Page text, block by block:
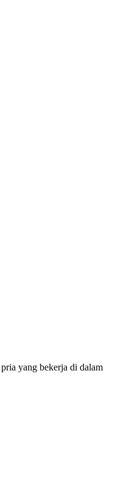
yang bekerja di dalam